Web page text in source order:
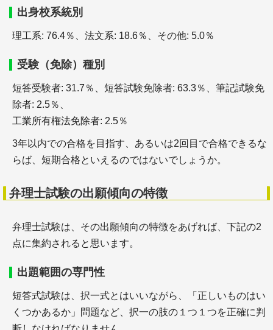
＋社会保険労務士とは（試験の内容、難易度、勉強
時間と、過去問題
＋社会保険労務士試験のための教材・テキストと勉
強法
＋社会保険労務士の就職・転職
＋弁理士とは（試験の内容、難易度、勉強時間と、
過去問題
＋弁理士試験のための教材・テキストと勉強法
＋弁理士の就職・転職
出身校系統別
理工系: 76.4％、法文系: 18.6％、その他: 5.0％
受験（免除）種別
短答受験者: 31.7％、短答試験免除者: 63.3％、筆記試験免
除者: 2.5％、
工業所有権法免除者: 2.5％
3年以内での合格を目指す、あるいは2回目で合格できるな
らば、短期合格といえるのではないでしょうか。
弁理士試験の出願傾向の特徴
弁理士試験は、その出願傾向の特徴をあげれば、下記の2
点に集約されると思います。
出題範囲の専門性
短答式試験は、択一式とはいいながら、「正しいものはい
くつかあるか」問題など、択一の肢の１つ１つを正確に判